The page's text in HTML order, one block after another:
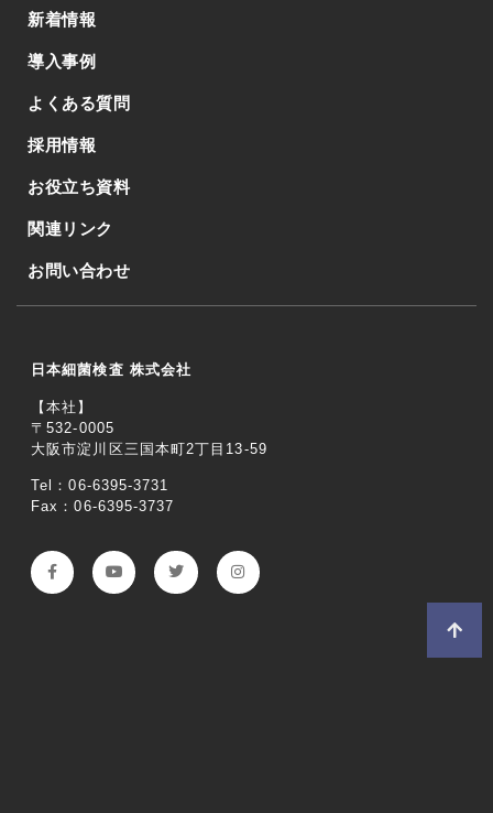
新着情報
導入事例
よくある質問
採用情報
お役立ち資料
関連リンク
お問い合わせ
日本細菌検査 株式会社
【本社】
〒532-0005
大阪市淀川区三国本町2丁目13-59
Tel：06-6395-3731
Fax：06-6395-3737